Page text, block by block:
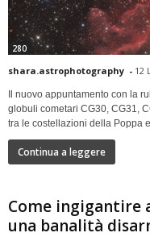
280
shara.astrophotography - 12
Il nuovo appuntamento con la
globuli cometari CG30, CG31,
tra le costellazioni della Poppa
Continua a leggere
Come ingigantire
una banalità